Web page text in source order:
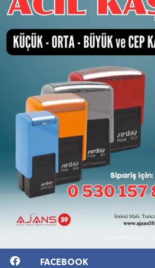
FACEBOOK